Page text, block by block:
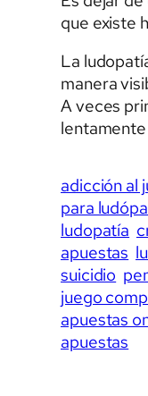
que existe
La
manera
A veces
adicción al
para
ludopatía
apuestas
suicidio
juego
apuestas
apuestas